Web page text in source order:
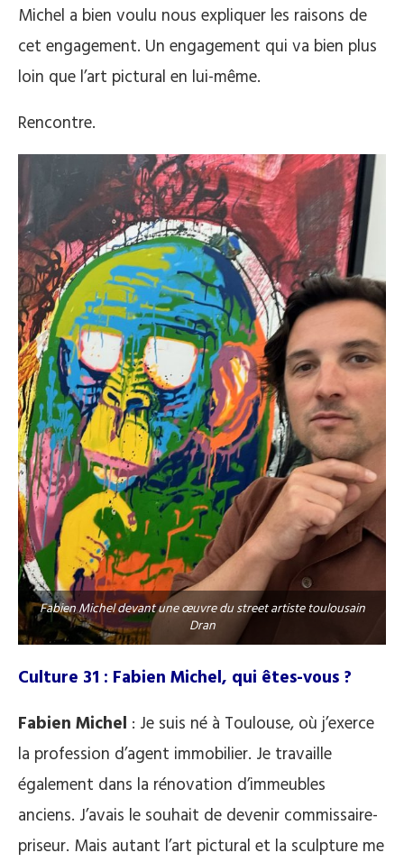
Michel a bien voulu nous expliquer les raisons de
cet engagement. Un engagement qui va bien plus
loin que l’art pictural en lui-même.
Rencontre.
Fabien Michel devant une œuvre du street artiste toulousain
Dran
Culture 31 : Fabien Michel, qui êtes-vous ?
Fabien Michel : Je suis né à Toulouse, où j’exerce
la profession d’agent immobilier. Je travaille
également dans la rénovation d’immeubles
anciens. J’avais le souhait de devenir commissaire-
priseur. Mais autant l’art pictural et la sculpture me